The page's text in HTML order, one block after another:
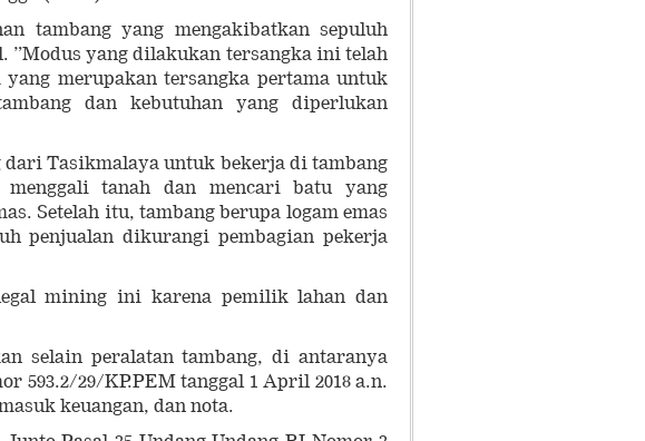
tambang yang mengakibatkan sepuluh
”Modus yang dilakukan tersangka ini telah
merupakan tersangka pertama untuk
dan kebutuhan yang diperlukan
Tasikmalaya untuk bekerja di tambang
menggali tanah dan mencari batu yang
Setelah itu, tambang berupa logam emas
penjualan dikurangi pembagian pekerja
mining ini karena pemilik lahan dan
selain peralatan tambang, di antaranya
593.2/29/KP.PEM tanggal 1 April 2018 a.n.
keuangan, dan nota.